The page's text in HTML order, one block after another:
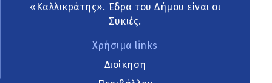
«Καλλικράτης». Έδρα του Δήμου είναι οι
Συκιές.
Χρήσιμα links
Διοίκηση